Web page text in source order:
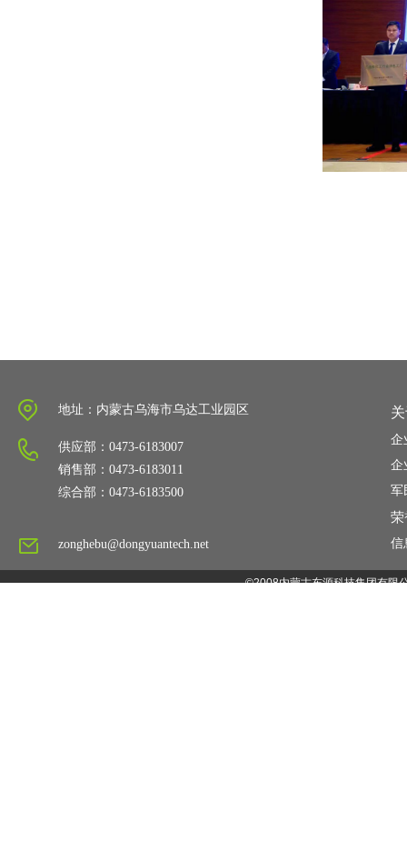
©2008内蒙古东源科技集团有限
地址：内蒙古乌海市乌达工业园区
供应部：0473-6183007
销售部：0473-6183011
综合部：0473-6183500
zonghebu@dongyuantech.net
企
企
军
荣
信